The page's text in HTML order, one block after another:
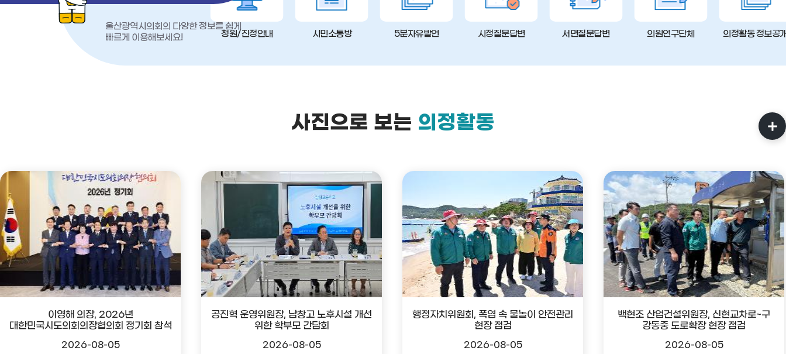
울산광역시의회의 다양한 정보를 쉽게
빠르게 이용해보세요!
청원/진정안내 시민소통방 5분자유발언 시정질문답변 서면질문답변 의원연구단체 의정활동 정보공
사진으로 보는 의정활동
이영해 의장, 2026년
대한민국시도의회의장협의회 정기회 참석
2026-08-05
공진혁 운영위원장, 남창고 노후시설 개선
위한 학부모 간담회
2026-08-05
행정자치위원회, 폭염 속 물놀이 안전관리
현장 점검
2026-08-05
백현조 산업건설위원장, 신현교차로~구
강동중 도로확장 현장 점검
2026-08-05